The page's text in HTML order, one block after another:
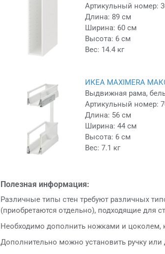
Артикульный номер:
Длина: 89 см
Ширина: 60 см
Высота: 6 см
Вес: 14.4 кг
ИКЕА MAXIMERA
Выдвижная рама,
Артикульный номер:
Длина: 56 см
Ширина: 44 см
Высота: 6 см
Вес: 7.1 кг
Полезная информация:
Различные типы стен требуют различных
(приобретаются отдельно), подходящие для
Необходимо дополнить ножками и цоколем,
Дополнительно можно установить ручку или